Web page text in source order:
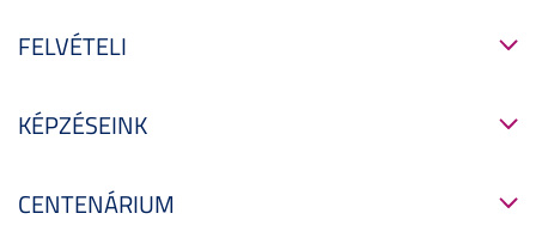
FELVÉTELI
KÉPZÉSEINK
CENTENÁRIUM